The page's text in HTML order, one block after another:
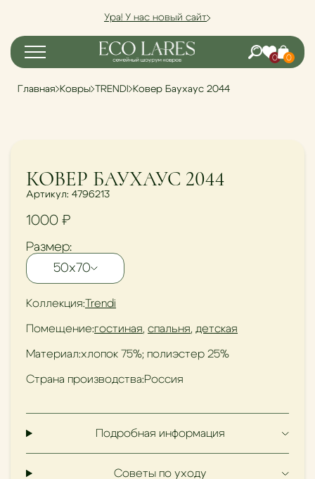
Ура! У нас новый сайт
0 0
Главная Ковры TRENDI Ковер Баухаус 2044
КОВЕР БАУХАУС 2044
Артикул: 4796213
1000 ₽
Размер:
50х70
Коллекция:Trendi
Помещение:гостиная, спальня, детская
Материал:хлопок 75%; полиэстер 25%
Страна производства:Россия
Подробная информация
Советы по уходу